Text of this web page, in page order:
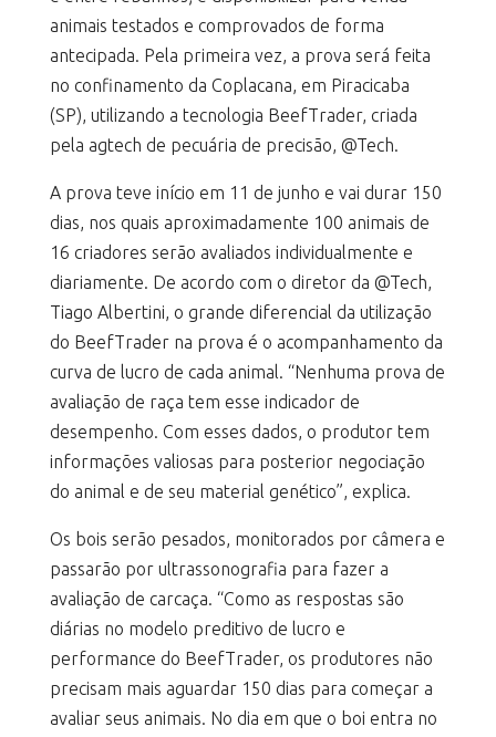
animais testados e comprovados de forma
antecipada. Pela primeira vez, a prova será feita
no confinamento da Coplacana, em Piracicaba
(SP), utilizando a tecnologia BeefTrader, criada
pela agtech de pecuária de precisão, @Tech.
A prova teve início em 11 de junho e vai durar 150
dias, nos quais aproximadamente 100 animais de
16 criadores serão avaliados individualmente e
diariamente. De acordo com o diretor da @Tech,
Tiago Albertini, o grande diferencial da utilização
do BeefTrader na prova é o acompanhamento da
curva de lucro de cada animal. “Nenhuma prova de
avaliação de raça tem esse indicador de
desempenho. Com esses dados, o produtor tem
informações valiosas para posterior negociação
do animal e de seu material genético”, explica.
Os bois serão pesados, monitorados por câmera e
passarão por ultrassonografia para fazer a
avaliação de carcaça. “Como as respostas são
diárias no modelo preditivo de lucro e
performance do BeefTrader, os produtores não
precisam mais aguardar 150 dias para começar a
avaliar seus animais. No dia em que o boi entra no